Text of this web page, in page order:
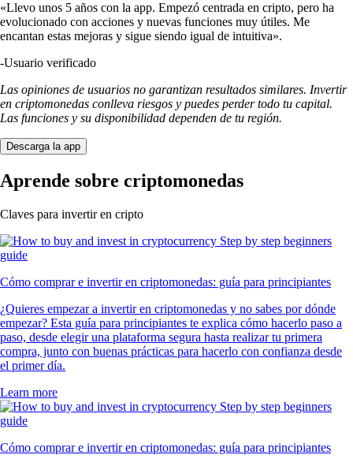
«Llevo unos 5 años con la app. Empezó centrada en cripto, pero ha
evolucionado con acciones y nuevas funciones muy útiles. Me
encantan estas mejoras y sigue siendo igual de intuitiva».
-Usuario verificado
Las opiniones de usuarios no garantizan resultados similares. Invertir
en criptomonedas conlleva riesgos y puedes perder todo tu capital.
Las funciones y su disponibilidad dependen de tu región.
Descarga la app
Aprende sobre criptomonedas
Claves para invertir en cripto
Cómo comprar e invertir en criptomonedas: guía para principiantes
¿Quieres empezar a invertir en criptomonedas y no sabes por dónde
empezar? Esta guía para principiantes te explica cómo hacerlo paso a
paso, desde elegir una plataforma segura hasta realizar tu primera
compra, junto con buenas prácticas para hacerlo con confianza desde
el primer día.
Learn more
Cómo comprar e invertir en criptomonedas: guía para principiantes